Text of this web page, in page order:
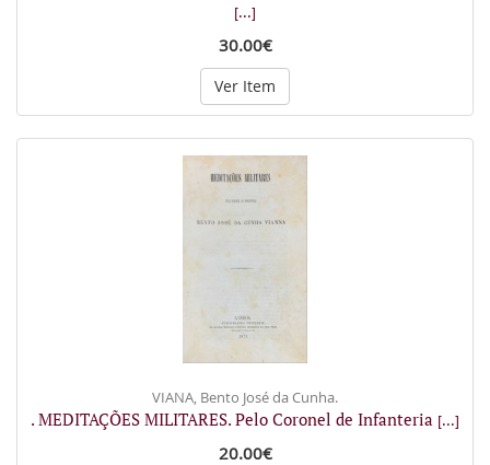
[...]
30.00€
Ver Item
VIANA, Bento José da Cunha.
. MEDITAÇÕES MILITARES. Pelo Coronel de Infanteria [...]
20.00€